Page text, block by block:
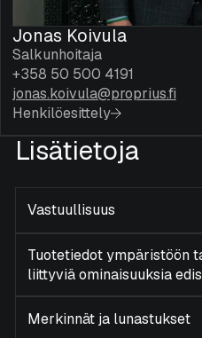
Jonas Koivula
Salkunhoitaja
+358 50 500 4191
jonas.koivula@proprius.fi
Henkilöesittely
Lisätietoja
Vastuullisuus
Tuotetiedot ympäristöön
liittyviä ominaisuuksia
Merkinnät ja lunastukset